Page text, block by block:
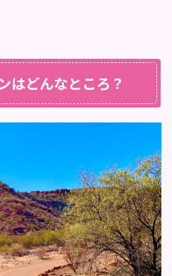
はどんなところ？